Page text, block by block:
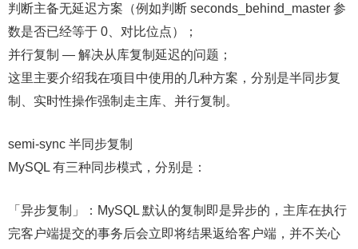
判断主备无延迟方案（例如判断 seconds_behind_master 参
数是否已经等于 0、对比位点）；
并行复制 — 解决从库复制延迟的问题；
这里主要介绍我在项目中使用的几种方案，分别是半同步复
制、实时性操作强制走主库、并行复制。
semi-sync 半同步复制
MySQL 有三种同步模式，分别是：
「异步复制」：MySQL 默认的复制即是异步的，主库在执行
完客户端提交的事务后会立即将结果返给客户端，并不关心